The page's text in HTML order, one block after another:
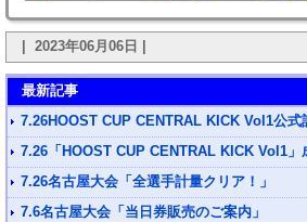
| 2023年06月06日 |
最新記事
7.26HOOST CUP CENTRAL KICK Vol1公式
7.26「HOOST CUP CENTRAL KICK Vol1」
7.26名古屋大会「全選手計量クリア！」
7.6名古屋大会「当日券販売のご案内」